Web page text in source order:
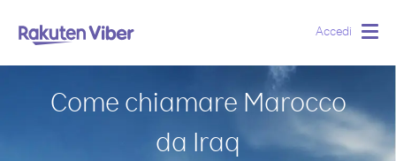
Accedi
Come chiamare Marocco
da Iraq